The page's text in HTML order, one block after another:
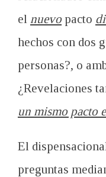
el nuevopacto
hechos con dos
personas?, o
¿Revelaciones
un mismo pacto
El
preguntas